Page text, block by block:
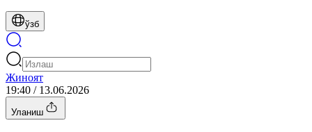
ўзб
Жиноят
19:40 / 13.06.2026
Уланиш